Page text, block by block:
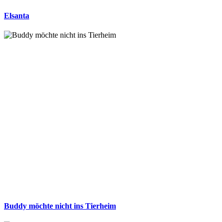
Elsanta
Buddy möchte nicht ins Tierheim